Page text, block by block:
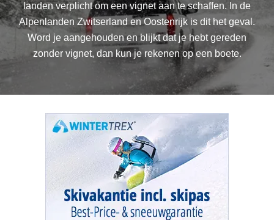
landen verplicht om een vignet aan te schaffen. In de
Alpenlanden Zwitserland en Oostenrijk is dit het geval.
Word je aangehouden en blijkt dat je hebt gereden
zonder vignet, dan kun je rekenen op een boete.